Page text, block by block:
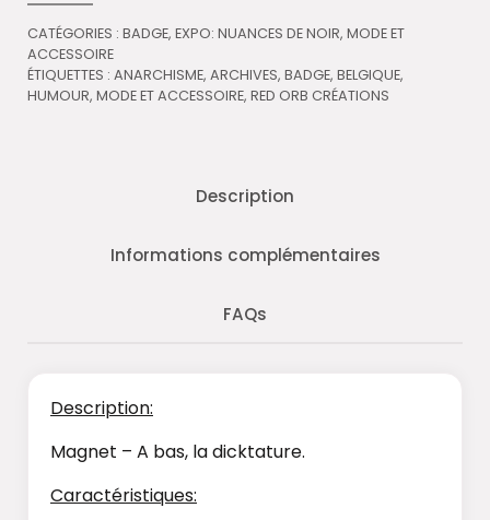
CATÉGORIES : BADGE, EXPO: NUANCES DE NOIR, MODE ET
ACCESSOIRE
ÉTIQUETTES : ANARCHISME, ARCHIVES, BADGE, BELGIQUE,
HUMOUR, MODE ET ACCESSOIRE, RED ORB CRÉATIONS
Description
Informations complémentaires
FAQs
Description:
Magnet – A bas, la dicktature.
Caractéristiques: